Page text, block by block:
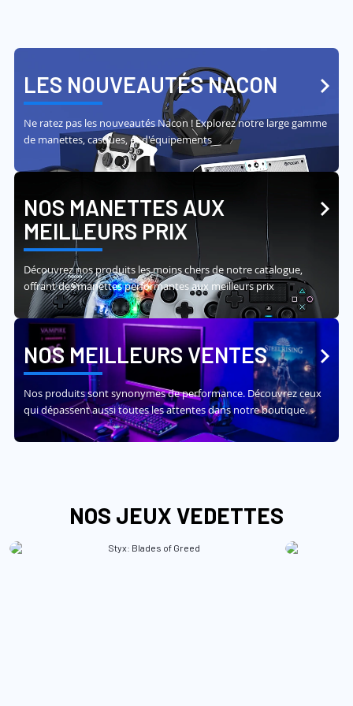
LES NOUVEAUTÉS NACON
Ne ratez pas les nouveautés Nacon ! Explorez notre large gamme
de manettes, casques, et d'équipements
NOS MANETTES AUX
MEILLEURS PRIX
Découvrez nos produits les moins chers de notre catalogue,
offrant des manettes performantes aux meilleurs prix
NOS MEILLEURS VENTES
Nos produits sont synonymes de performance. Découvrez ceux
qui dépassent aussi toutes les attentes dans notre boutique.
NOS JEUX VEDETTES